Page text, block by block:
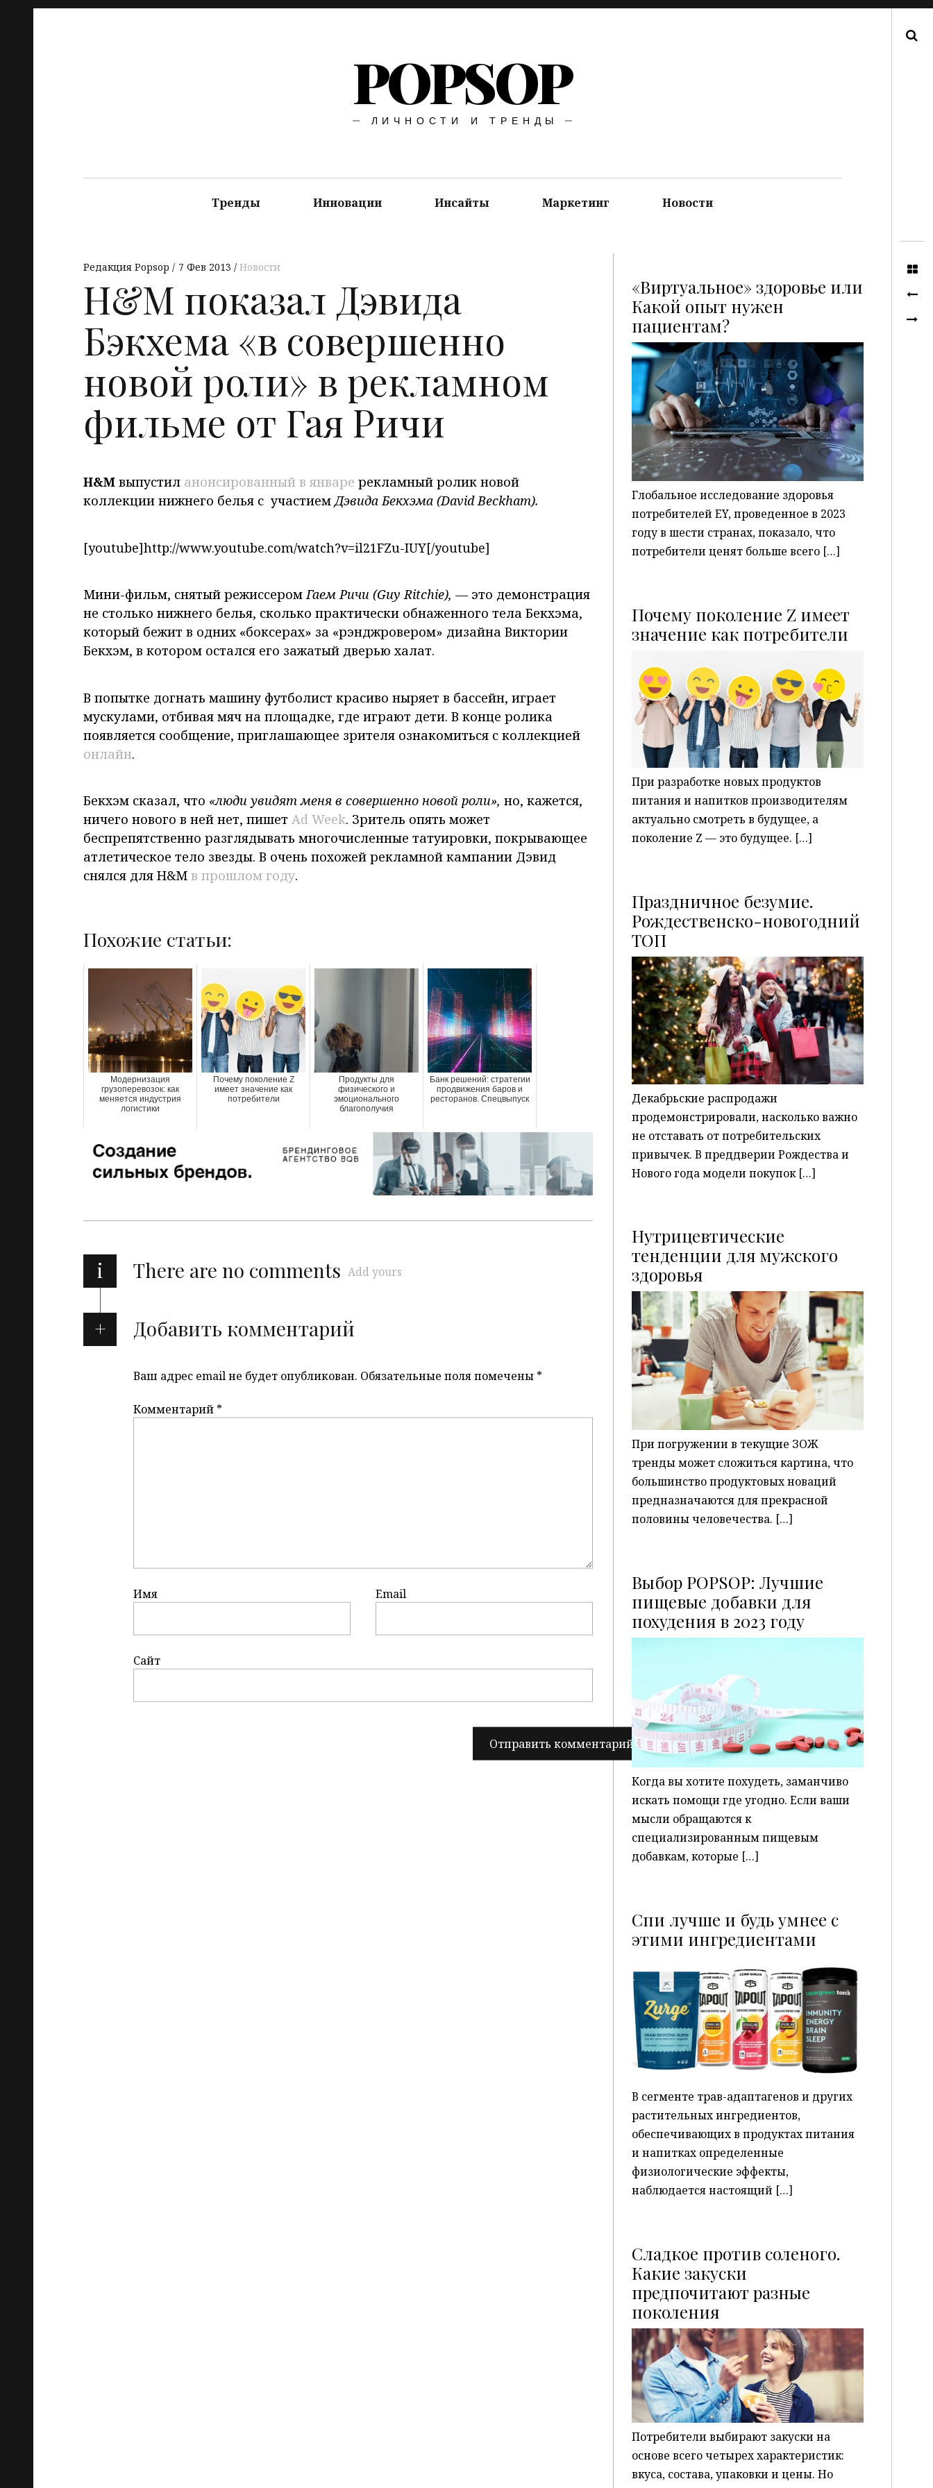
POPSOP
ЛИЧНОСТИ И ТРЕНДЫ
Тренды Инновации Инсайты Маркетинг Новости
Редакция Popsop 7 Фев 2013 Новости
H&M показал Дэвида
Бэкхема «в совершенно
новой роли» в рекламном
фильме от Гая Ричи
H&M выпустил анонсированный в январе рекламный ролик новой
коллекции нижнего белья с участиемДэвида Бекхэма (David Beckham).
[youtube]http://www.youtube.com/watch?v=il21FZu-IUY[/youtube]
Мини-фильм, снятый режиссеромГаем Ричи (Guy Ritchie), — это демонстрация
не столько нижнего белья, сколько практически обнаженного тела Бекхэма,
который бежит в одних «боксерах» за «рэнджровером» дизайна Виктории
Бекхэм, в котором остался его зажатый дверью халат.
В попытке догнать машину футболист красиво ныряет в бассейн, играет
мускулами, отбивая мяч на площадке, где играют дети. В конце ролика
появляется сообщение, приглашающее зрителя ознакомиться с коллекцией
онлайн.
Бекхэм сказал, что «люди увидят меня в совершенно новой роли», но, кажется,
ничего нового в ней нет, пишет Ad Week. Зритель опять может
беспрепятственно разглядывать многочисленные татуировки, покрывающее
атлетическое тело звезды. В очень похожей рекламной кампании Дэвид
снялся для H&M в прошлом году.
Похожие статьи:
Модернизация
грузоперевозок: как
меняется индустрия
логистики
Почему поколение Z
имеет значение как
потребители
Продукты для
физического и
эмоционального
благополучия
Банк решений: стратегии
продвижения баров и
ресторанов. Спецвыпуск
i There are no comments Add yours
Добавить комментарий
Ваш адрес email не будет опубликован. Обязательные поля помечены *
Комментарий *
Имя Email
Сайт
«Виртуальное» здоровье или
Какой опыт нужен
пациентам?P
Глобальное исследование здоровья
потребителей EY, проведенное в 2023
году в шести странах, показало, что
потребители ценят больше всего […]
Почему поколение Z имеет
значение как потребители
P
При разработке новых продуктов
питания и напитков производителям
актуально смотреть в будущее, а
поколение Z — это будущее. […]
Праздничное безумие.
Рождественско-новогодний
ТОП
P
Декабрьские распродажи
продемонстрировали, насколько важно
не отставать от потребительских
привычек. В преддверии Рождества и
Нового года модели покупок […]
Нутрицевтические
тенденции для мужского
здоровья P
При погружении в текущие ЗОЖ
тренды может сложиться картина, что
большинство продуктовых новаций
предназначаются для прекрасной
половины человечества. […]
Выбор POPSOP: Лучшие
пищевые добавки для
похудения в 2023 году
P
Когда вы хотите похудеть, заманчиво
искать помощи где угодно. Если ваши
мысли обращаются к
специализированным пищевым
добавкам, которые […]
Спи лучше и будь умнее с
этими ингредиентами
P
В сегменте трав-адаптагенов и других
растительных ингредиентов,
обеспечивающих в продуктах питания
и напитках определенные
физиологические эффекты,
наблюдается настоящий […]
Сладкое против соленого.
Какие закуски
предпочитают разные
поколенияP
Потребители выбирают закуски на
основе всего четырех характеристик:
вкуса, состава, упаковки и цены. Но